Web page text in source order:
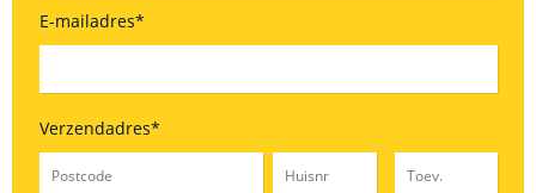
E-mailadres*
Verzendadres*